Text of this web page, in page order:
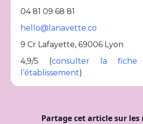
04 81 09 68 81
hello@lanavette.co
9 Cr Lafayette, 69006 Lyon
4,9/5 (consulter la fiche
l’établissement)
Partage cet article sur les